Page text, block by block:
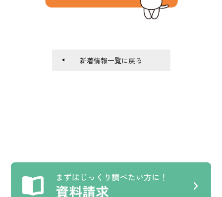
新着情報一覧に戻る